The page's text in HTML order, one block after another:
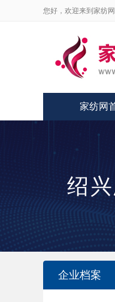
您好，欢迎来到家纺网
家纺网
绍
企业档案